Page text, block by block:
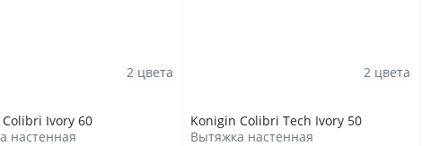
Ivory 60
настенная
2 цвета
Konigin Colibri Tech Ivory 50
Вытяжка настенная
2 цвета